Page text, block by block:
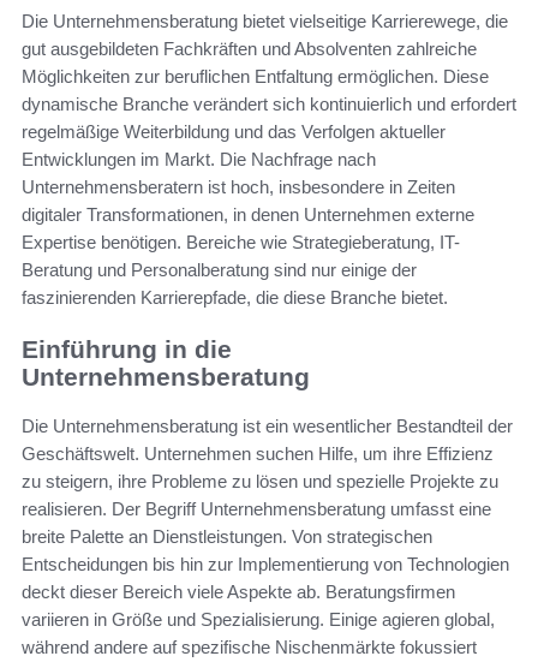
Die Unternehmensberatung bietet vielseitige Karrierewege, die
gut ausgebildeten Fachkräften und Absolventen zahlreiche
Möglichkeiten zur beruflichen Entfaltung ermöglichen. Diese
dynamische Branche verändert sich kontinuierlich und erfordert
regelmäßige Weiterbildung und das Verfolgen aktueller
Entwicklungen im Markt. Die Nachfrage nach
Unternehmensberatern ist hoch, insbesondere in Zeiten
digitaler Transformationen, in denen Unternehmen externe
Expertise benötigen. Bereiche wie Strategieberatung, IT-
Beratung und Personalberatung sind nur einige der
faszinierenden Karrierepfade, die diese Branche bietet.
Einführung in die
Unternehmensberatung
Die Unternehmensberatung ist ein wesentlicher Bestandteil der
Geschäftswelt. Unternehmen suchen Hilfe, um ihre Effizienz
zu steigern, ihre Probleme zu lösen und spezielle Projekte zu
realisieren. Der Begriff Unternehmensberatung umfasst eine
breite Palette an Dienstleistungen. Von strategischen
Entscheidungen bis hin zur Implementierung von Technologien
deckt dieser Bereich viele Aspekte ab. Beratungsfirmen
variieren in Größe und Spezialisierung. Einige agieren global,
während andere auf spezifische Nischenmärkte fokussiert